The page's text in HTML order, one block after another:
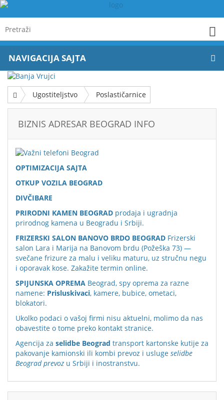
NAVIGACIJA SAJTA
Ugostiteljstvo Poslastičarnice
BIZNIS ADRESAR BEOGRAD INFO
OPTIMIZACIJA SAJTA
OTKUP VOZILA BEOGRAD
DIVČIBARE
PRIRODNI KAMEN BEOGRAD prodaja i ugradnja
prirodnog kamena u Beogradu i Srbiji.
FRIZERSKI SALON BANOVO BRDO BEOGRAD Frizerski
salon Lara i Marija na Banovom brdu (Požeška 73) —
svečane frizure za malu i veliku maturu, uz stručnu negu
i oporavak kose. Zakažite termin online.
SPIJUNSKA OPREMA Beograd, spy oprema za razne
namene: Prisluskivaci, kamere, bubice, ometaci,
blokatori.
Ukolko podaci o vašoj firmi nisu aktuelni, molimo da nas
obavestite o tome preko kontakt stranice.
Agencija za selidbe Beograd transport kartonske kutije za
pakovanje kamionski ili kombi prevoz i usluge selidbe
Beograd prevoz u Srbiji i inostranstvu.